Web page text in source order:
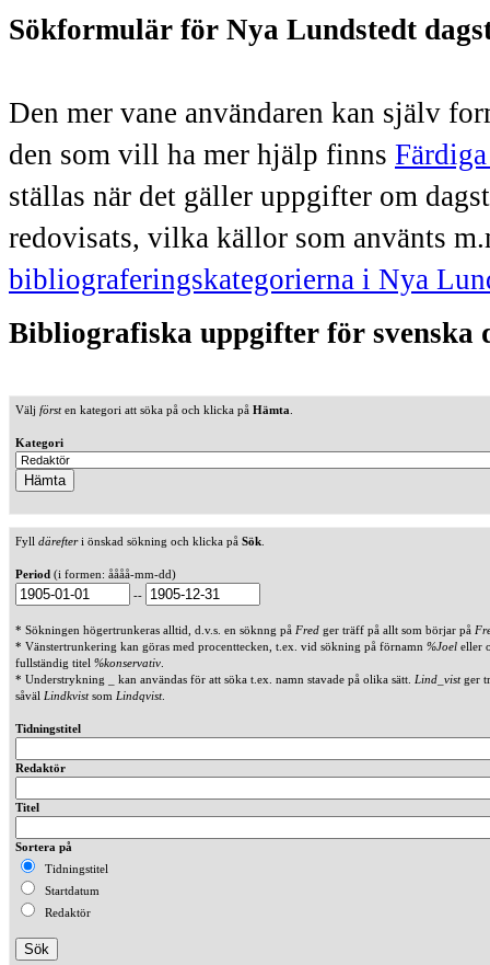
Sökformulär för Nya Lundstedt
Den mer vane användaren kan själv
den som vill ha mer hjälp finns
ställas när det gäller uppgifter om
redovisats, vilka källor som använts
bibliograferingskategorierna i Nya
Bibliografiska uppgifter för svenska
Välj försten kategori att söka på och klicka på Hämta
Kategori
Fyll därefteri önskad sökning och klicka på Sök
Period (i formen: åååå-mm-dd)
--
* Sökningen högertrunkeras alltid, d.v.s. en söknng på Fred ger träff på allt som börjar på
* Vänstertrunkering kan göras med procenttecken, t.ex. vid sökning på förnamn %Joel eller
fullständig titel %konservativ
* Understrykning _ kan användas för att söka t.ex. namn stavade på olika sätt. Lind_vistger
såväl Lindkvistsom Lindqvist.
Tidningstitel
Redaktör
Titel
Sortera på
Tidningstitel
Startdatum
Redaktör